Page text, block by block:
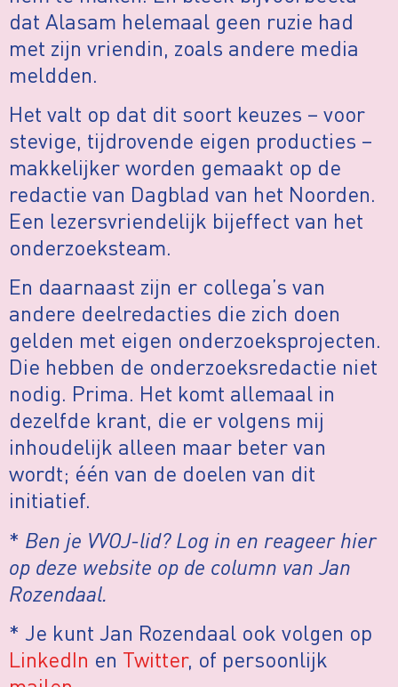
dat Alasam helemaal geen ruzie had
met zijn vriendin, zoals andere media
meldden.
Het valt op dat dit soort keuzes – voor
stevige, tijdrovende eigen producties –
makkelijker worden gemaakt op de
redactie van Dagblad van het Noorden.
Een lezersvriendelijk bijeffect van het
onderzoeksteam.
En daarnaast zijn er collega’s van
andere deelredacties die zich doen
gelden met eigen onderzoeksprojecten.
Die hebben de onderzoeksredactie niet
nodig. Prima. Het komt allemaal in
dezelfde krant, die er volgens mij
inhoudelijk alleen maar beter van
wordt; één van de doelen van dit
initiatief.
* Ben je VVOJ-lid? Log in en reageer hier
op deze website op de column van Jan
Rozendaal.
* Je kunt Jan Rozendaal ook volgen op
LinkedIn en Twitter, of persoonlijk